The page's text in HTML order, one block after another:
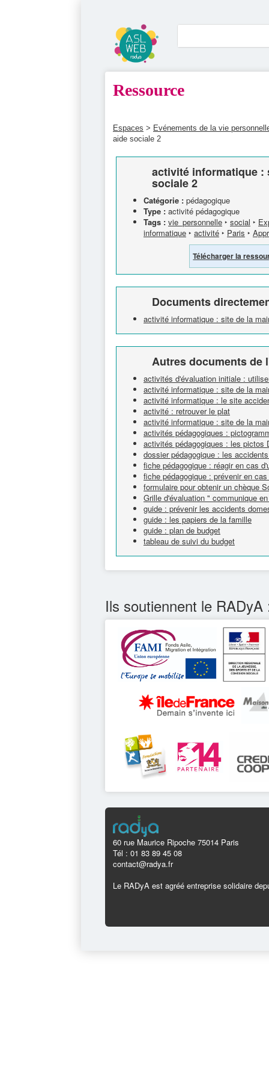
Ressource
Espaces > Evénements de la vie
aide sociale 2
activité informatique :
sociale 2
Catégorie : pédagogique
Type : activité pédagogique
Tags : vie_personnelle ‣ social ‣
informatique ‣ activité ‣ Paris ‣
Télécharger la
Documents
activité informatique : site de la
Autres documents de
activités d'évaluation initiale :
activité informatique : site de la
activité informatique : le site
activité : retrouver le plat
activité informatique : site de la
activités pédagogiques :
activités pédagogiques : les pictos
dossier pédagogique : les
fiche pédagogique : réagir en cas
fiche pédagogique : prévenir en
formulaire pour obtenir un chèque
Grille d'évaluation " communique
guide : prévenir les accidents
guide : les papiers de la famille
guide : plan de budget
tableau de suivi du budget
Ils soutiennent le RADyA
60 rue Maurice Ripoche 75014 Paris
Tél : 01 83 89 45 08
contact@radya.fr
Le RADyA est agréé entreprise solidaire